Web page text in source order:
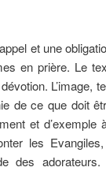
et une
en prière. Le
L’image,
de ce que doit
et
les
des adorateurs.